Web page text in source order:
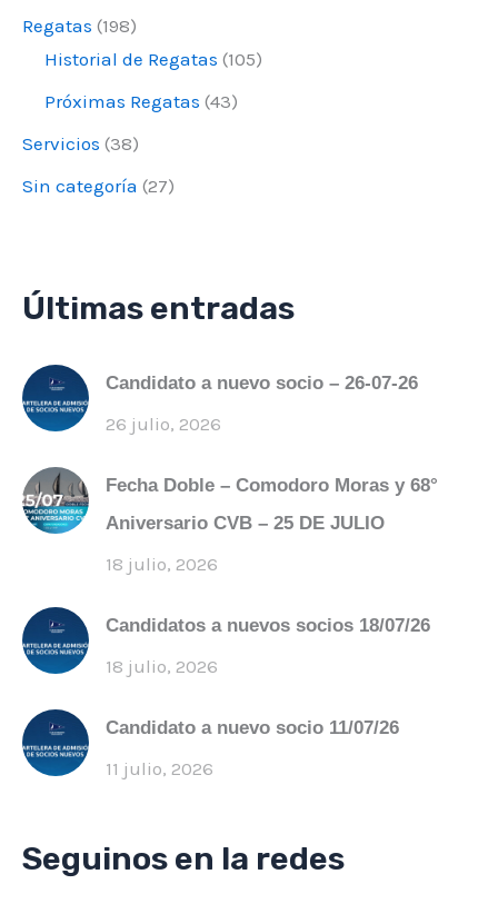
Regatas (198)
Historial de Regatas (105)
Próximas Regatas (43)
Servicios (38)
Sin categoría (27)
Últimas entradas
Candidato a nuevo socio – 26-07-26
26 julio, 2026
Fecha Doble – Comodoro Moras y 68°
Aniversario CVB – 25 DE JULIO
18 julio, 2026
Candidatos a nuevos socios 18/07/26
18 julio, 2026
Candidato a nuevo socio 11/07/26
11 julio, 2026
Seguinos en la redes